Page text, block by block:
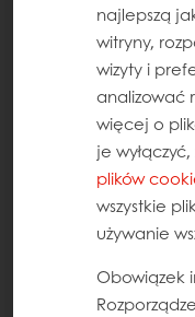
najlepszą
witryny,
wizyty i
analizować
więcej o
je
plików
wszystkie
używanie
Obowiązek